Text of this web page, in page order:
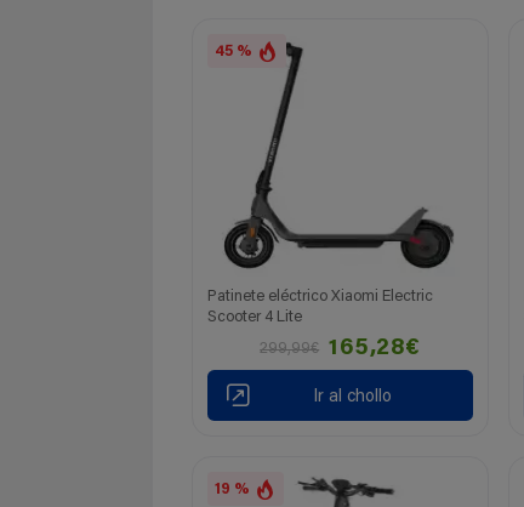
45 %
Patinete eléctrico Xiaomi Electric
Scooter 4 Lite
299,99€
165,28€
Ir al chollo
19 %